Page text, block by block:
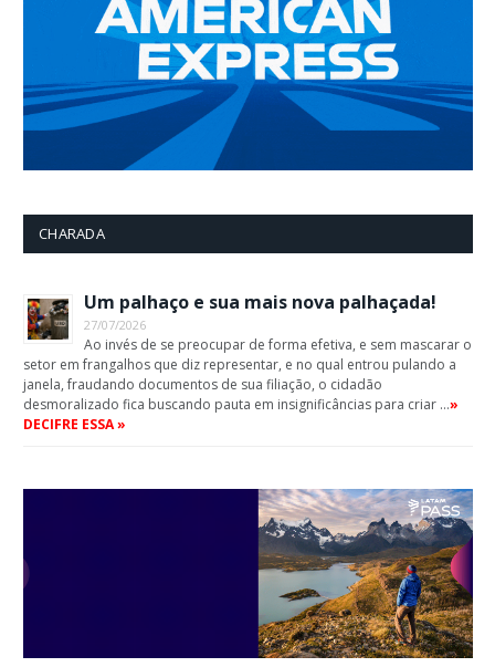
CHARADA
Um palhaço e sua mais nova palhaçada!
27/07/2026
Ao invés de se preocupar de forma efetiva, e sem mascarar o
setor em frangalhos que diz representar, e no qual entrou pulando a
janela, fraudando documentos de sua filiação, o cidadão
desmoralizado fica buscando pauta em insignificâncias para criar …»
DECIFRE ESSA »